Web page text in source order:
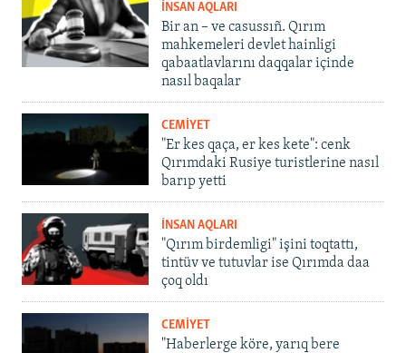
İNSAN AQLARI
Bir an – ve casussıñ. Qırım
mahkemeleri devlet hainligi
qabaatlavlarını daqqalar içinde
nasıl baqalar
CEMİYET
"Er kes qaça, er kes kete": cenk
Qırımdaki Rusiye turistlerine nasıl
barıp yetti
İNSAN AQLARI
"Qırım birdemligi" işini toqtattı,
tintüv ve tutuvlar ise Qırımda daa
çoq oldı
CEMİYET
"Haberlerge köre, yarıq bere